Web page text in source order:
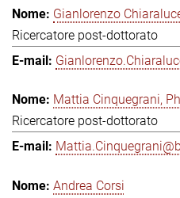
Gianlorenzo
Ricercatore post-dottorato
Mattia Cinquegrani,
Ricercatore post-dottorato
Andrea Corsi